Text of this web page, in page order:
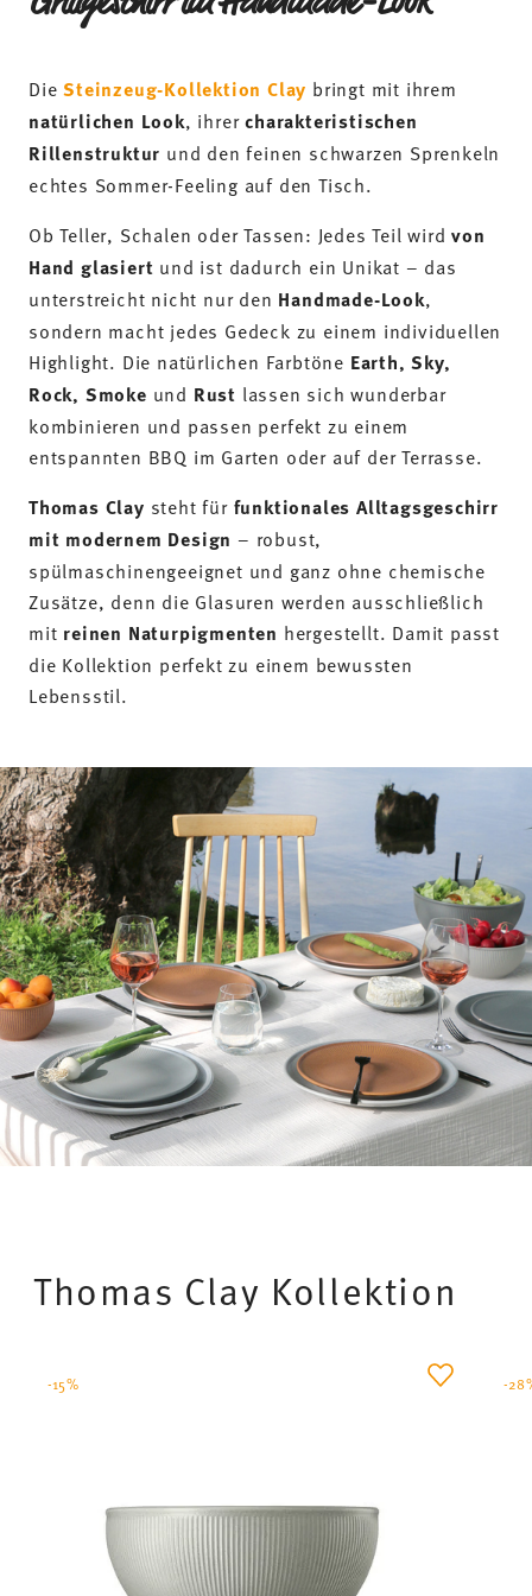
DieSteinzeug-Kollektion Clay bringt mit ihrem
natürlichen Look, ihrercharakteristischen
Rillenstruktur und den feinen schwarzen Sprenkeln
echtes Sommer-Feeling auf den Tisch.
Ob Teller, Schalen oder Tassen: Jedes Teil wirdvon
Hand glasiert und ist dadurch ein Unikat – das
unterstreicht nicht nur den Handmade-Look,
sondern macht jedes Gedeck zu einem individuellen
Highlight. Die natürlichen Farbtöne Earth, Sky,
Rock, Smoke und Rust lassen sich wunderbar
kombinieren und passen perfekt zu einem
entspannten BBQ im Garten oder auf der Terrasse.
Thomas Clay steht für funktionales Alltagsgeschirr
mit modernem Design – robust,
spülmaschinengeeignet und ganz ohne chemische
Zusätze, denn die Glasuren werden ausschließlich
mit reinen Naturpigmenten hergestellt. Damit passt
die Kollektion perfekt zu einem bewussten
Lebensstil.
Thomas Clay Kollektion
-15% -